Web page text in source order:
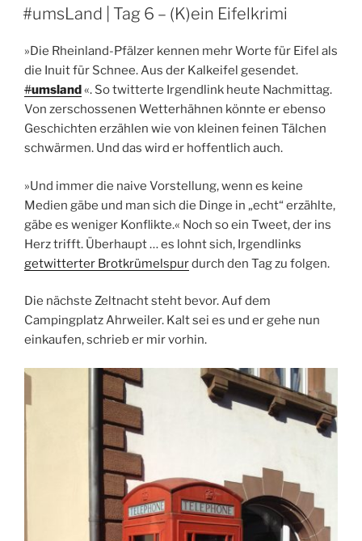
AM
#umsLand | Tag 6 – (K)ein Eifelkrimi
»Die Rheinland-Pfälzer kennen mehr Worte für Eifel als
die Inuit für Schnee. Aus der Kalkeifel gesendet.
#umsland «. So twitterte Irgendlink heute Nachmittag.
Von zerschossenen Wetterhähnen könnte er ebenso
Geschichten erzählen wie von kleinen feinen Tälchen
schwärmen. Und das wird er hoffentlich auch.
»Und immer die naive Vorstellung, wenn es keine
Medien gäbe und man sich die Dinge in „echt“ erzählte,
gäbe es weniger Konflikte.« Noch so ein Tweet, der ins
Herz trifft. Überhaupt … es lohnt sich, Irgendlinks
getwitterter Brotkrümelspurdurch den Tag zu folgen.
Die nächste Zeltnacht steht bevor. Auf dem
Campingplatz Ahrweiler. Kalt sei es und er gehe nun
einkaufen, schrieb er mir vorhin.